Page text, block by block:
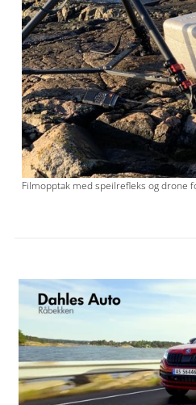
Filmopptak med speilrefleks og drone